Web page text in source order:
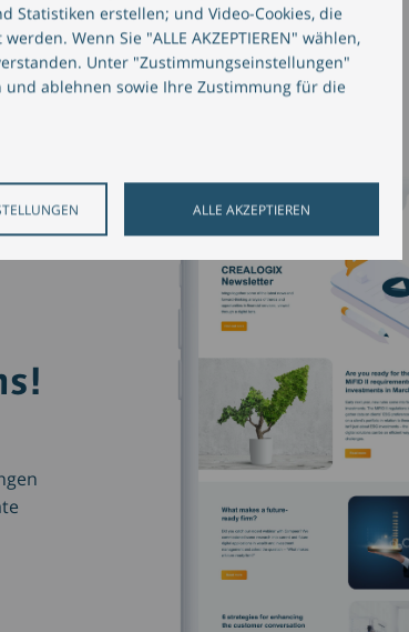
Statistiken erstellen; und Video-Cookies, die
Wenn Sie "ALLE AKZEPTIEREN" wählen,
Unter "Zustimmungseinstellungen"
und ablehnen sowie Ihre Zustimmung für die
ALLE AKZEPTIEREN